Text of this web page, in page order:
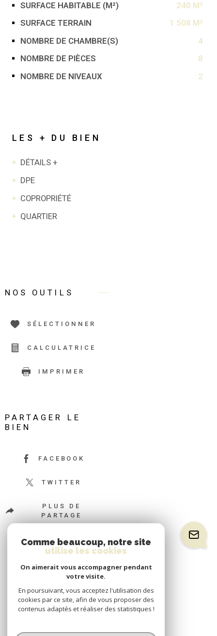
SURFACE HABITABLE (M²)
240 M²
SURFACE TERRAIN
1 508 M²
NOMBRE DE CHAMBRE(S)
4
NOMBRE DE PIÈCES
8
NOMBRE DE NIVEAUX
2
LES + DU BIEN
DÉTAILS +
DPE
COPROPRIÉTÉ
QUARTIER
NOS OUTILS
SÉLECTIONNER
CALCULATRICE
IMPRIMER
PARTAGER LE
BIEN
FACEBOOK
TWITTER
PLUS DE
PARTAGE
Comme beaucoup, notre site
utilise les cookies
On aimerait vous accompagner pendant
votre visite.
En poursuivant, vous acceptez l'utilisation des
cookies par ce site, afin de vous proposer des
contenus adaptés et réaliser des statistiques !